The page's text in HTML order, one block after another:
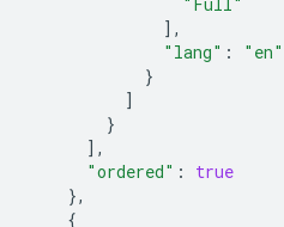
],
"lang" :
"en"
}
]
}
],
"ordered" :
true
},
{